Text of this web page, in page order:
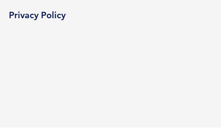
Privacy Policy